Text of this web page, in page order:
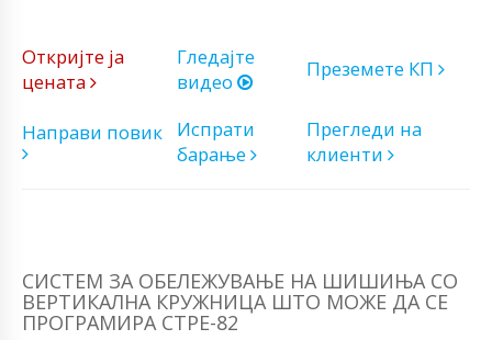
Откријте ја
цената
Гледајте
видео
Преземете КП
Направи повик
Испрати
барање
Прегледи на
клиенти
СИСТЕМ ЗА ОБЕЛЕЖУВАЊЕ НА ШИШИЊА СО
ВЕРТИКАЛНА КРУЖНИЦА ШТО МОЖЕ ДА СЕ
ПРОГРАМИРА CTPE-82